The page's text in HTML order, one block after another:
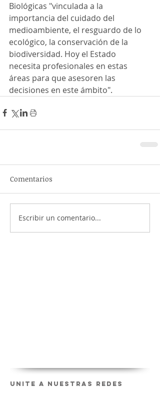
Biológicas "vinculada a la
importancia del cuidado del
medioambiente, el resguardo de lo
ecológico, la conservación de la
biodiversidad. Hoy el Estado
necesita profesionales en estas
áreas para que asesoren las
decisiones en este ámbito".
Comentarios
Escribir un comentario...
Unite a nuestras redes